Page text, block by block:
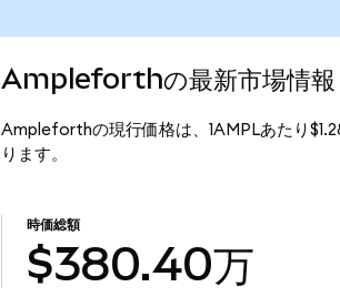
Ampleforthの最新市場情報
Ampleforthの現行価格は、1AMPLあたり
ります。
時価総額
$380.40万